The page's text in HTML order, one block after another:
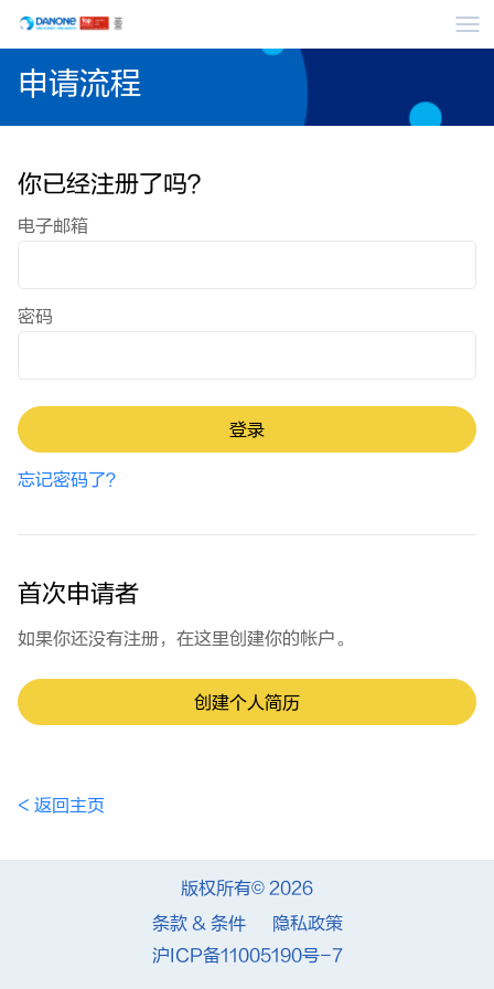
申请流程
你已经注册了吗？
登录：用户与密码
电子邮箱
密码
登录
忘记密码了？
首次申请者
如果你还没有注册，在这里创建你的帐户。
创建个人简历
< 返回主页
版权所有© 2026
条款 & 条件
隐私政策
沪ICP备11005190号-7